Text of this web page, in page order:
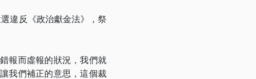
違反《政治獻金法》，祭
報而虛報的狀況，我們就
我們補正的意思，這個裁